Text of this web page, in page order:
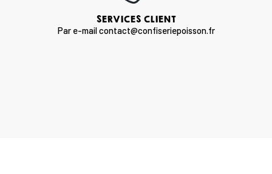
SERVICES CLIENT
Par e-mail contact@confiseriepoisson.fr